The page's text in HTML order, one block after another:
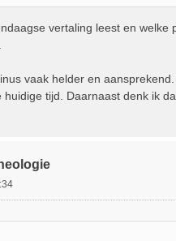
vertaling leest en
vaak helder en
tijd. Daarnaast denk ik